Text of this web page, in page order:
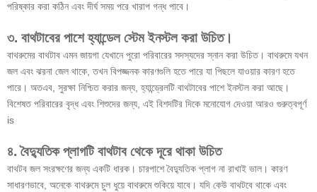
পরিষ্কার করা কঠিন এবং দীর্ঘ সময় পরে খারাপ গন্ধ পাবে।
৩. বাথটাবের পাশে হ্যান্ডেল স্টেম ইনস্টল করা উচিত।
বাথরুমের বাথটাব এমন জায়গা যেখানে পুরো পরিবারের সদস্যদের স্নান করা উচিত। বাথরুমে যখন
জল এবং ঝরনা জেল থাকে, তখন বিপজ্জনক কারণগুলি হতে পারে যা পিছলে যাওয়ার কারণ হতে
পারে। অতএব, সুরক্ষা নিশ্চিত করার জন্য, হ্যান্ড্রেলটি বাথটাবের পাশে ইনস্টল করা আছে।
বিশেষত পরিবারের বৃদ্ধ এবং শিশুদের জন্য, এই বিশদটির দিকে মনোযোগ দেওয়া আরও গুরুত্বপূর্ণ
is
৪. বৈদ্যুতিক প্লাগটি বাথটাব থেকে দূরে থাকা উচিত
বাথটব জল সংরক্ষণের জন্য একটি ধারক। চারপাশে বৈদ্যুতিক প্লাগ না রাখাই ভাল। কারণ
সাধারণভাবে, অনেকে বাথরুমে চুল ধুয়ে বাথরুমে শুকিয়ে যাবে। যদি কেউ বাথটবে থাকে এবং